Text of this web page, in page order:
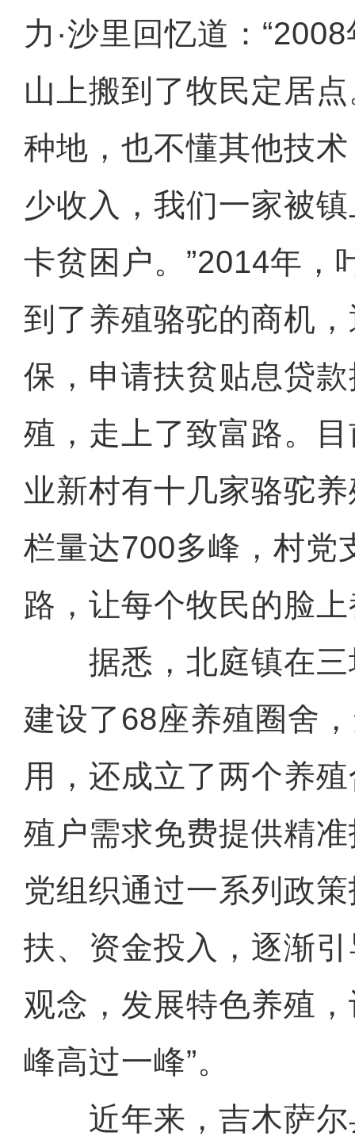
力·沙里回忆道：
山上搬到了牧民定居
种地，也不懂其他技
少收入，我们一家被
卡贫困户。”2014年，
到了养殖骆驼的商机
保，申请扶贫贴息贷
殖，走上了致富路。
业新村有十几家骆驼
栏量达700多峰，村党
路，让每个牧民的脸
据悉，北庭镇在三
建设了68座养殖圈舍
用，还成立了两个养
殖户需求免费提供精
党组织通过一系列政
扶、资金投入，逐渐
观念，发展特色养殖
峰高过一峰”。
近年来，吉木萨尔